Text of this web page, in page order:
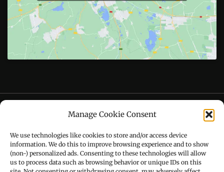
Manage Cookie Consent
We use technologies like cookies to store and/or access device
information. We do this to improve browsing experience and to show
(non-) personalized ads. Consenting to these technologies will allow
us to process data such as browsing behavior or unique IDs on this
Follow Us On
Call : +91-94172-62777
Email : udaydarpannews@gmail.com